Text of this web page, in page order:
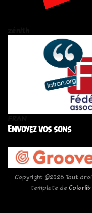
Envoyez vos sons
Copyright ©2026 Tout
template deColorlib